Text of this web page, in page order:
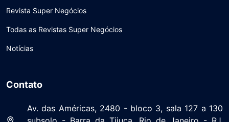
Revista Super Negócios
Todas as Revistas Super Negócios
Notícias
Contato
Av. das Américas, 2480 - bloco 3, sala 127 a 130